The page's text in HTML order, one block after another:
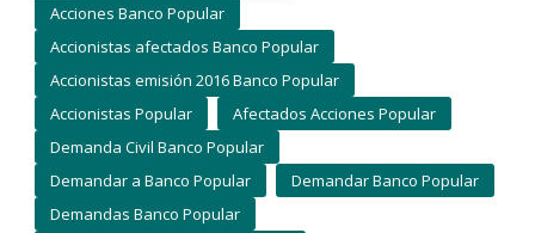
Acciones Banco Popular
Accionistas afectados Banco Popular
Accionistas emisión 2016 Banco Popular
Accionistas Popular
Afectados Acciones Popular
Demanda Civil Banco Popular
Demandar a Banco Popular
Demandar Banco Popular
Demandas Banco Popular